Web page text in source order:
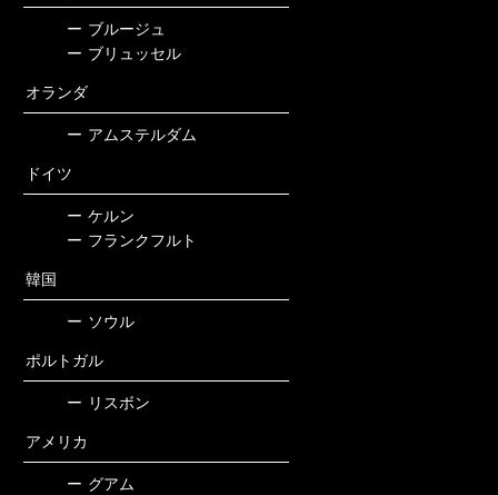
ー ブルージュ
ー ブリュッセル
オランダ
ー アムステルダム
ドイツ
ー ケルン
ー フランクフルト
韓国
ー ソウル
ポルトガル
ー リスボン
アメリカ
ー グアム